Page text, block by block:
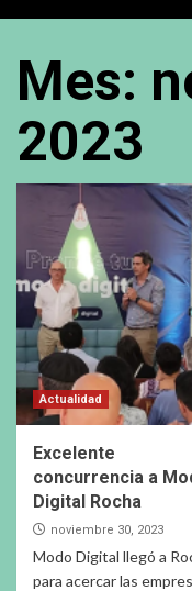
Mes:
2023
Actualidad
Excelente
concurrencia a
Digital Rocha
noviembre 30, 2023
Modo Digital llegó a
para acercar las